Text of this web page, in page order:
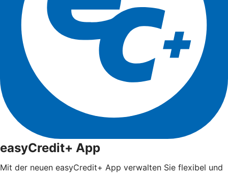
easyCredit+ App
Mit der neuen easyCredit+ App verwalten Sie flexibel und